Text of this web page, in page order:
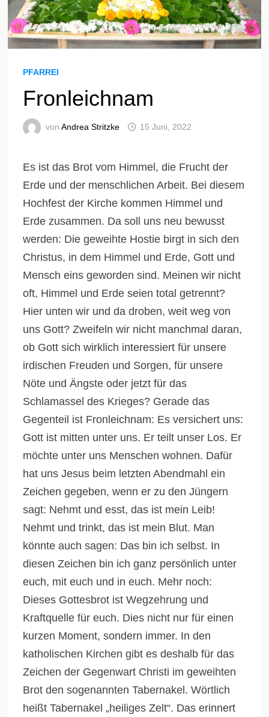
PFARREI
Fronleichnam
vonAndrea Stritzke 15 Juni, 2022
Es ist das Brot vom Himmel, die Frucht der
Erde und der menschlichen Arbeit. Bei diesem
Hochfest der Kirche kommen Himmel und
Erde zusammen. Da soll uns neu bewusst
werden: Die geweihte Hostie birgt in sich den
Christus, in dem Himmel und Erde, Gott und
Mensch eins geworden sind. Meinen wir nicht
oft, Himmel und Erde seien total getrennt?
Hier unten wir und da droben, weit weg von
uns Gott? Zweifeln wir nicht manchmal daran,
ob Gott sich wirklich interessiert für unsere
irdischen Freuden und Sorgen, für unsere
Nöte und Ängste oder jetzt für das
Schlamassel des Krieges? Gerade das
Gegenteil ist Fronleichnam: Es versichert uns:
Gott ist mitten unter uns. Er teilt unser Los. Er
möchte unter uns Menschen wohnen. Dafür
hat uns Jesus beim letzten Abendmahl ein
Zeichen gegeben, wenn er zu den Jüngern
sagt: Nehmt und esst, das ist mein Leib!
Nehmt und trinkt, das ist mein Blut. Man
könnte auch sagen: Das bin ich selbst. In
diesen Zeichen bin ich ganz persönlich unter
euch, mit euch und in euch. Mehr noch:
Dieses Gottesbrot ist Wegzehrung und
Kraftquelle für euch. Dies nicht nur für einen
kurzen Moment, sondern immer. In den
katholischen Kirchen gibt es deshalb für das
Zeichen der Gegenwart Christi im geweihten
Brot den sogenannten Tabernakel. Wörtlich
heißt Tabernakel „heiliges Zelt“. Das erinnert